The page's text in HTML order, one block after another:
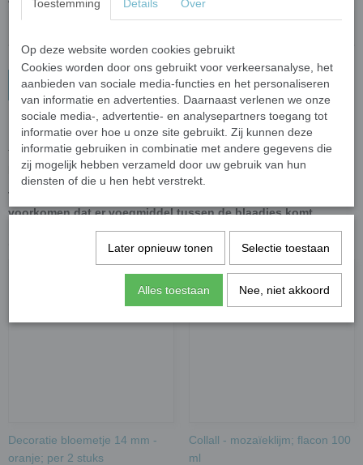
In winkelwagen
Materiaal: kunsthars (resin)
Te gebruiken om sieraden te maken of verwerk ze in een mozaiek
kunstwerkstuk.
Tip: plak het bloemetje na het voegen van uw werkstuk om te
voorkomen dat er voegmiddel tussen de blaadjes komt.
Ook interessant
Decoratie bloemetje 14 mm -
oranje; per 2 stuks
Collall - mozaïeklijm; flacon 100
ml
Toestemming Details Over
Op deze website worden cookies gebruikt
Cookies worden door ons gebruikt voor verkeersanalyse, het
aanbieden van sociale media-functies en het personaliseren
van informatie en advertenties. Daarnaast verlenen we onze
sociale media-, advertentie- en analysepartners toegang tot
informatie over hoe u onze site gebruikt. Zij kunnen deze
informatie gebruiken in combinatie met andere gegevens die
zij mogelijk hebben verzameld door uw gebruik van hun
diensten of die u hen hebt verstrekt.
Later opnieuw tonen Selectie toestaan
Alles toestaan Nee, niet akkoord